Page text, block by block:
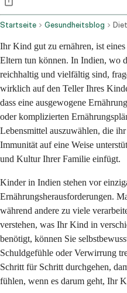
Startseite Gesundheitsblog
Ihr Kind gut zu ernähren, ist
Eltern tun können. In Indien, wo
reichhaltig und vielfältig sind,
wirklich auf den Teller Ihres
dass eine ausgewogene
oder komplizierten
Lebensmittel auszuwählen, die
Immunität auf eine Weise
und Kultur Ihrer Familie einfügt.
Kinder in Indien stehen vor
Ernährungsherausforderungen.
während andere zu viele
verstehen, was Ihr Kind in
benötigt, können Sie
Schuldgefühle oder Verwirrung
Schritt für Schritt durchgehen,
fühlen, wenn es darum geht, Ihr